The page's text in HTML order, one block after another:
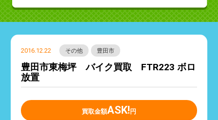
2016.12.22 その他 豊田市
豊田市東梅坪 バイク買取 FTR223 ボロ
放置
買取金額ASK! 円